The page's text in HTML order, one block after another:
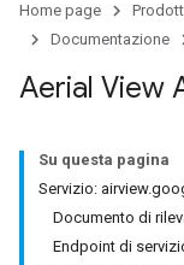
Home page
Documentazione
Aerial View
Su questa pagina
Servizio:
Documento di
Endpoint di